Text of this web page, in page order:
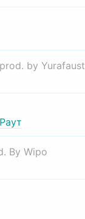
prod. by Yurafaust
By Wipo